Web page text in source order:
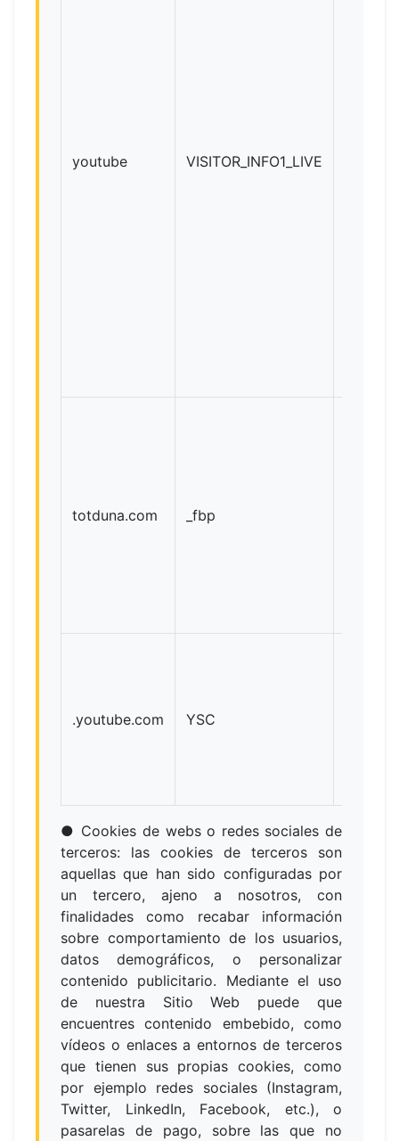
youtube VISITOR_INFO1_LIVE
totduna.com _fbp
.youtube.com YSC
● Cookies de webs o redes sociales de
terceros: las cookies de terceros son
aquellas que han sido configuradas por
un tercero, ajeno a nosotros, con
finalidades como recabar información
sobre comportamiento de los usuarios,
datos demográficos, o personalizar
contenido publicitario. Mediante el uso
de nuestra Sitio Web puede que
encuentres contenido embebido, como
vídeos o enlaces a entornos de terceros
que tienen sus propias cookies, como
por ejemplo redes sociales (Instagram,
Twitter, LinkedIn, Facebook, etc.), o
pasarelas de pago, sobre las que no